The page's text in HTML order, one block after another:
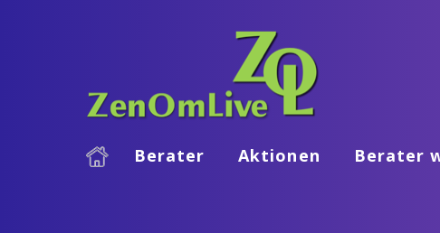
Berater Aktionen Berater